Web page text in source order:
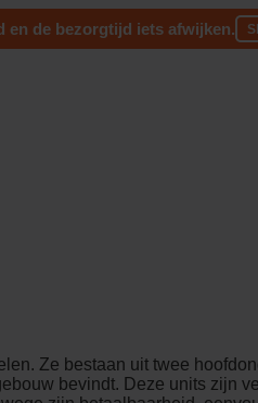
en de bezorgtijd iets afwijken.
Ze bestaan uit twee
bevindt. Deze units zijn